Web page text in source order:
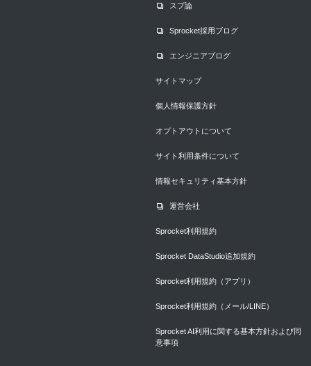
スプ論
Sprocket採用ブログ
エンジニアブログ
サイトマップ
個人情報保護方針
オプトアウトについて
サイト利用条件について
情報セキュリティ基本方針
運営会社
Sprocket利用規約
Sprocket DataStudio追加規約
Sprocket利用規約（アプリ）
Sprocket利用規約（メール/LINE）
Sprocket AI利用に関する基本方針および同
意事項